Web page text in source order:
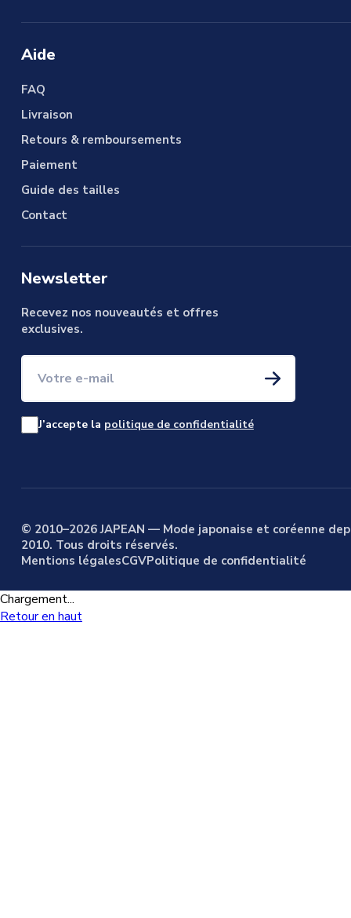
Aide
FAQ
Livraison
Retours & remboursements
Paiement
Guide des tailles
Contact
Newsletter
Recevez nos nouveautés et offres
exclusives.
Votre e-mail
J’accepte la politique de confidentialité
© 2010–2026 JAPEAN — Mode japonaise et coréenne
2010. Tous droits réservés.
Mentions légalesCGVPolitique de confidentialité
Chargement...
Retour en haut